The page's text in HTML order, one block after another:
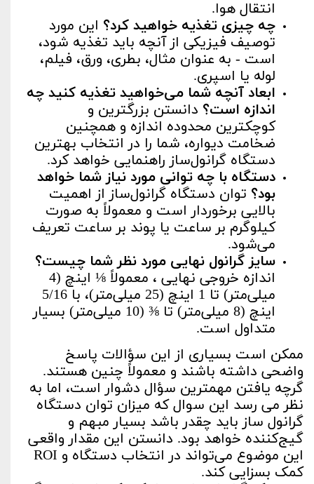
انتقال هوا.
چه چیزی تغذیه خواهید کرد؟ این مورد
توصیف فیزیکی از آنچه باید تغذیه شود،
است - به عنوان مثال، بطری، ورق، فیلم،
لوله یا اسپری.
ابعاد آنچه شما می‌خواهید تغذیه کنید چه
اندازه است؟ دانستن بزرگترین و
کوچکترین محدوده اندازه و همچنین
ضخامت دیواره، شما را در انتخاب بهترین
دستگاه گرانول‌ساز راهنمایی خواهد کرد.
دستگاه با چه توانی مورد نیاز شما خواهد
بود؟ توان دستگاه گرانول‌ساز از اهمیت
بالایی برخوردار است و معمولاً به صورت
کیلوگرم بر ساعت یا پوند بر ساعت تعریف
می‌شود.
سایز گرانول نهایی مورد نظر شما چیست؟
اندازه خروجی نهایی ، معمولاً ⅛ اینچ (4
میلی‌متر) تا 1 اینچ (25 میلی‌متر)، با 5/16
اینچ (8 میلی‌متر) تا ⅜ (10 میلی‌متر) بسیار
متداول است.
ممکن است بسیاری از این سؤالات پاسخ
واضحی داشته باشند و معمولاً چنین هستند.
گرچه یافتن مهمترین سؤال دشوار است، اما به
نظر می رسد این سوال که میزان توان دستگاه
گرانول ساز باید چقدر باشد بسیار مبهم و
گیج‌کننده خواهد بود. دانستن این مقدار واقعی
این موضوع می‌تواند در انتخاب دستگاه و ROI
کمک بسزایی کند.